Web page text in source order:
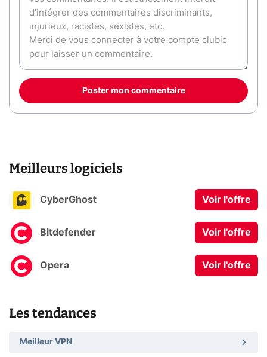
Poster mon commentaire
Meilleurs logiciels
CyberGhost Voir l'offre
Bitdefender Voir l'offre
Opera Voir l'offre
Les tendances
Meilleur VPN